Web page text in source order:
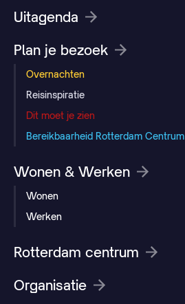
Uitagenda
Plan je bezoek
Overnachten
Reisinspiratie
Dit moet je zien
Bereikbaarheid Rotterdam Centrum
Wonen & Werken
Wonen
Werken
Rotterdam centrum
Organisatie